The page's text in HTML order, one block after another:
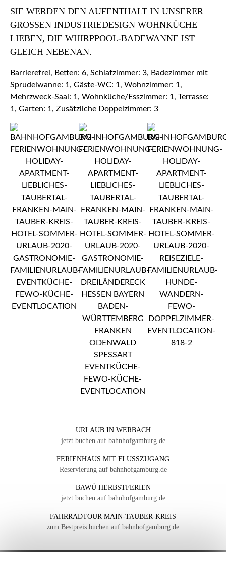
SIE WERDEN DEN AUFENTHALT IN UNSERER
GROSSEN INDUSTRIEDESIGN WOHNKÜCHE L
IEBEN, DIE WHIRPPOOL-BADEWANNE IST G
LEICH NEBENAN.
Barrierefrei, Betten: 6, Schlafzimmer: 3, Badezimmer mit
Sprudelwanne: 1, Gäste-WC: 1, Wohnzimmer: 1,
Mehrzweck-Saal: 1, Wohnküche/Esszimmer: 1, Terrasse:
1, Garten: 1, Zusätzliche Doppelzimmer: 3
URLAUB IN WERBACH
jetzt buchen auf bahnhofgamburg.de
FERIENHAUS MIT FLUSSZUGANG
Reservierung auf bahnhofgamburg.de
BAWÜ HERBSTFERIEN
jetzt buchen auf bahnhofgamburg.de
FAHRRADTOUR MAIN-TAUBER-KREIS
zum Bestpreis buchen auf bahnhofgamburg.de